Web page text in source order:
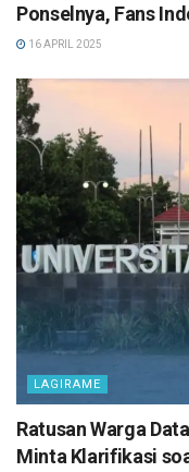
Ponselnya, Fans
16 APRIL 2025
LAGIRAME
Ratusan Warga
Minta Klarifikasi